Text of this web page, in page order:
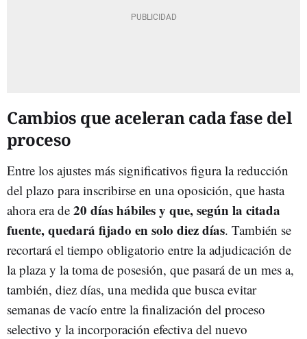
Cambios que aceleran cada fase del
proceso
Entre los ajustes más significativos figura la reducción
del plazo para inscribirse en una oposición, que hasta
ahora era de 20 días hábiles y que, según la citada
fuente, quedará fijado en solo diez días. También se
recortará el tiempo obligatorio entre la adjudicación de
la plaza y la toma de posesión, que pasará de un mes a,
también, diez días, una medida que busca evitar
semanas de vacío entre la finalización del proceso
selectivo y la incorporación efectiva del nuevo